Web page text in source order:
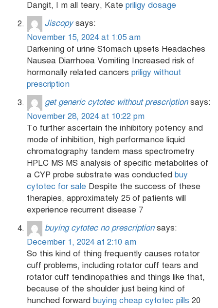
Dangit, I m all teary, Kate priligy dosage
Jiscopy says:
November 15, 2024 at 1:05 am
Darkening of urine Stomach upsets Headaches
Nausea Diarrhoea Vomiting Increased risk of
hormonally related cancers priligy without
prescription
get generic cytotec without prescription says:
November 28, 2024 at 10:22 pm
To further ascertain the inhibitory potency and
mode of inhibition, high performance liquid
chromatography tandem mass spectrometry
HPLC MS MS analysis of specific metabolites of
a CYP probe substrate was conducted buy
cytotec for sale Despite the success of these
therapies, approximately 25 of patients will
experience recurrent disease 7
buying cytotec no prescription says:
December 1, 2024 at 2:10 am
So this kind of thing frequently causes rotator
cuff problems, including rotator cuff tears and
rotator cuff tendinopathies and things like that,
because of the shoulder just being kind of
hunched forward buying cheap cytotec pills 20